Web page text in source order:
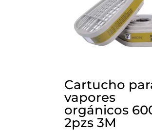
Cartucho
vapores
orgánicos
2pzs 3M